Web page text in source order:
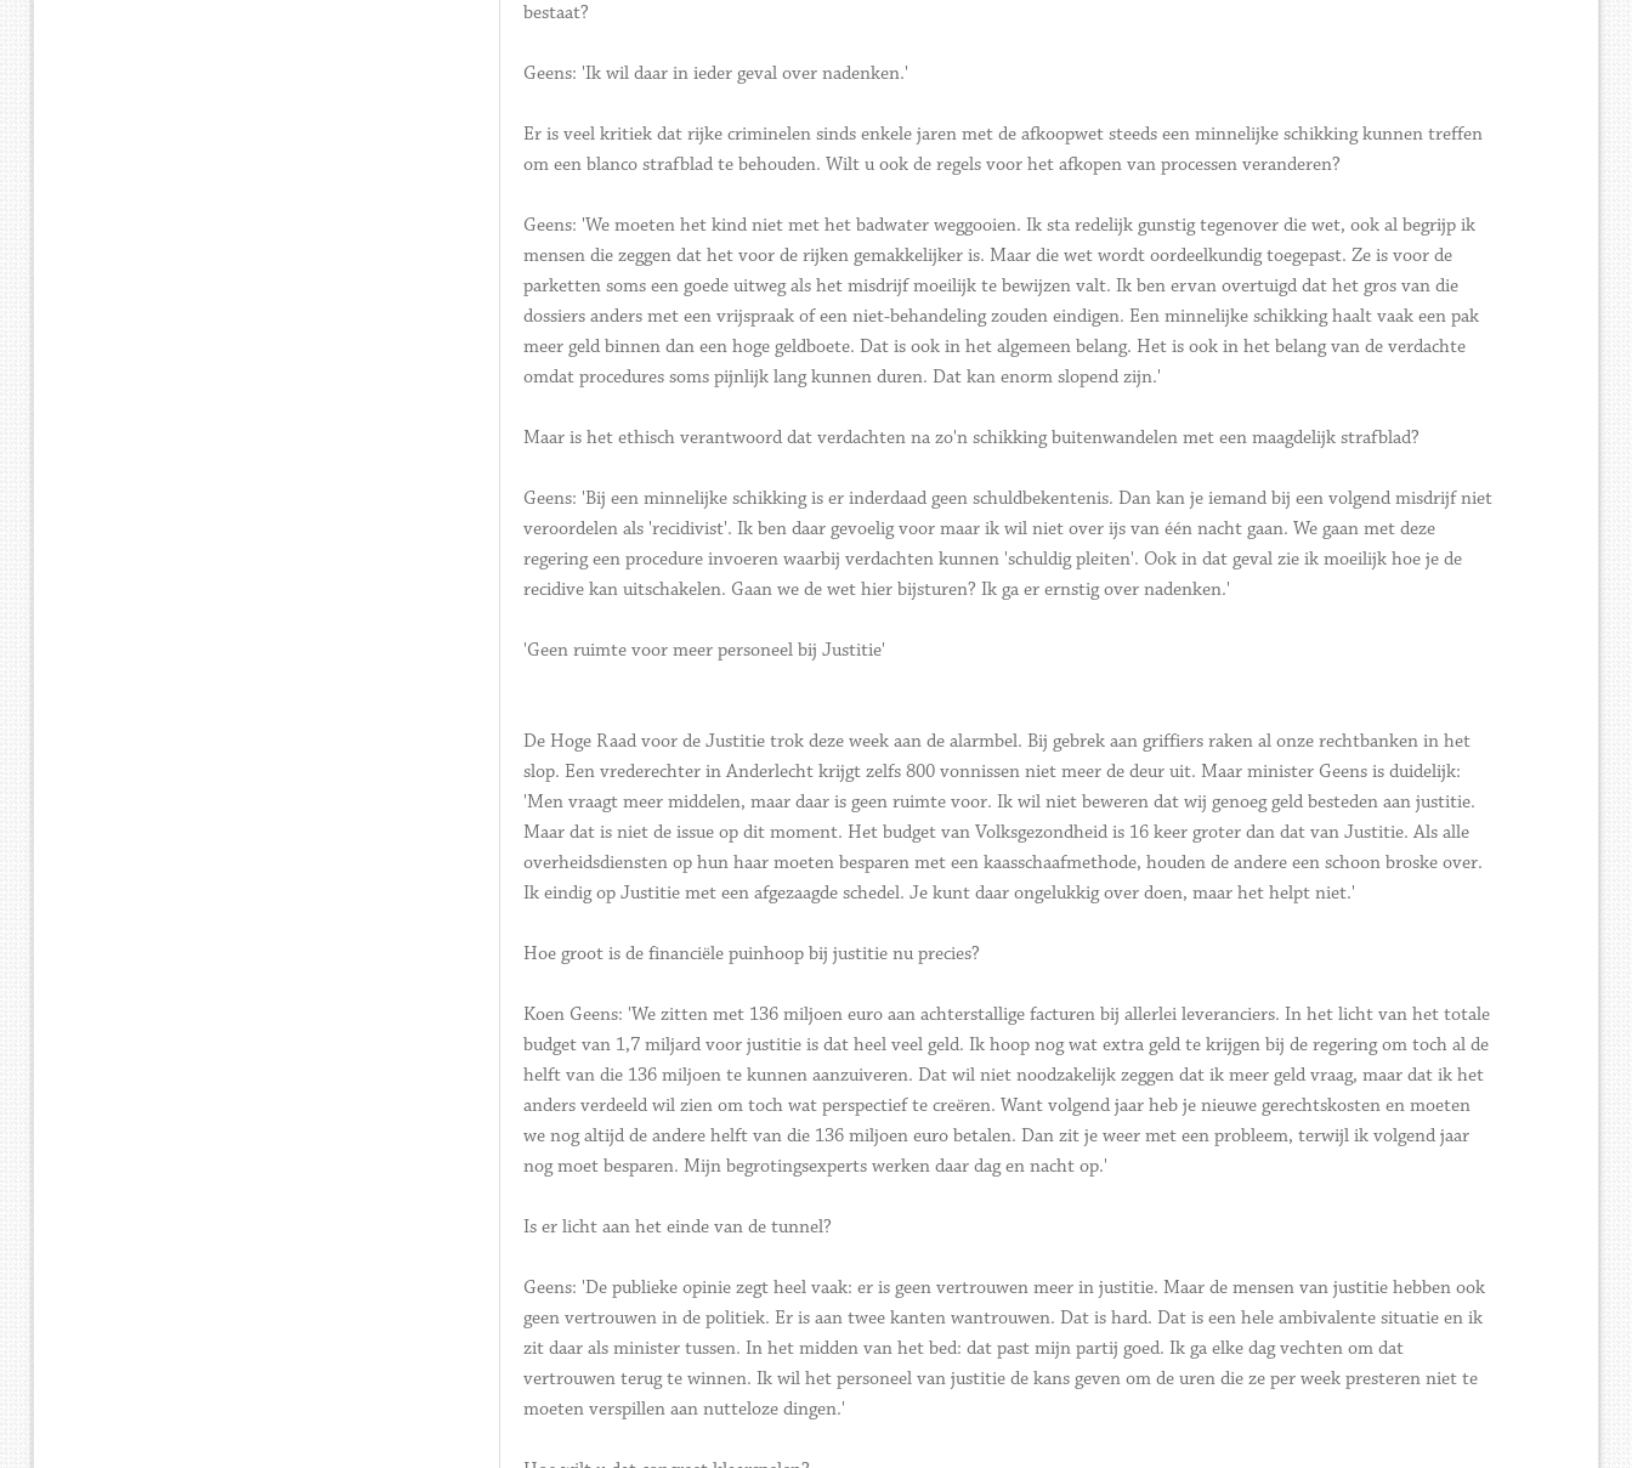
bestaat?
Geens: 'Ik wil daar in ieder geval over nadenken.'
Er is veel kritiek dat rijke criminelen sinds enkele jaren met de afkoopwet steeds een minnelijke schikking kunnen treffen
om een blanco strafblad te behouden. Wilt u ook de regels voor het afkopen van processen veranderen?
Geens: 'We moeten het kind niet met het badwater weggooien. Ik sta redelijk gunstig tegenover die wet, ook al begrijp ik
mensen die zeggen dat het voor de rijken gemakkelijker is. Maar die wet wordt oordeelkundig toegepast. Ze is voor de
parketten soms een goede uitweg als het misdrijf moeilijk te bewijzen valt. Ik ben ervan overtuigd dat het gros van die
dossiers anders met een vrijspraak of een niet-behandeling zouden eindigen. Een minnelijke schikking haalt vaak een pak
meer geld binnen dan een hoge geldboete. Dat is ook in het algemeen belang. Het is ook in het belang van de verdachte
omdat procedures soms pijnlijk lang kunnen duren. Dat kan enorm slopend zijn.'
Maar is het ethisch verantwoord dat verdachten na zo'n schikking buitenwandelen met een maagdelijk strafblad?
Geens: 'Bij een minnelijke schikking is er inderdaad geen schuldbekentenis. Dan kan je iemand bij een volgend misdrijf niet
veroordelen als 'recidivist'. Ik ben daar gevoelig voor maar ik wil niet over ijs van één nacht gaan. We gaan met deze
regering een procedure invoeren waarbij verdachten kunnen 'schuldig pleiten'. Ook in dat geval zie ik moeilijk hoe je de
recidive kan uitschakelen. Gaan we de wet hier bijsturen? Ik ga er ernstig over nadenken.'
'Geen ruimte voor meer personeel bij Justitie'
De Hoge Raad voor de Justitie trok deze week aan de alarmbel. Bij gebrek aan griffiers raken al onze rechtbanken in het
slop. Een vrederechter in Anderlecht krijgt zelfs 800 vonnissen niet meer de deur uit. Maar minister Geens is duidelijk:
'Men vraagt meer middelen, maar daar is geen ruimte voor. Ik wil niet beweren dat wij genoeg geld besteden aan justitie.
Maar dat is niet de issue op dit moment. Het budget van Volksgezondheid is 16 keer groter dan dat van Justitie. Als alle
overheidsdiensten op hun haar moeten besparen met een kaasschaafmethode, houden de andere een schoon broske over.
Ik eindig op Justitie met een afgezaagde schedel. Je kunt daar ongelukkig over doen, maar het helpt niet.'
Hoe groot is de financiële puinhoop bij justitie nu precies?
Koen Geens: 'We zitten met 136 miljoen euro aan achterstallige facturen bij allerlei leveranciers. In het licht van het totale
budget van 1,7 miljard voor justitie is dat heel veel geld. Ik hoop nog wat extra geld te krijgen bij de regering om toch al de
helft van die 136 miljoen te kunnen aanzuiveren. Dat wil niet noodzakelijk zeggen dat ik meer geld vraag, maar dat ik het
anders verdeeld wil zien om toch wat perspectief te creëren. Want volgend jaar heb je nieuwe gerechtskosten en moeten
we nog altijd de andere helft van die 136 miljoen euro betalen. Dan zit je weer met een probleem, terwijl ik volgend jaar
nog moet besparen. Mijn begrotingsexperts werken daar dag en nacht op.'
Is er licht aan het einde van de tunnel?
Geens: 'De publieke opinie zegt heel vaak: er is geen vertrouwen meer in justitie. Maar de mensen van justitie hebben ook
geen vertrouwen in de politiek. Er is aan twee kanten wantrouwen. Dat is hard. Dat is een hele ambivalente situatie en ik
zit daar als minister tussen. In het midden van het bed: dat past mijn partij goed. Ik ga elke dag vechten om dat
vertrouwen terug te winnen. Ik wil het personeel van justitie de kans geven om de uren die ze per week presteren niet te
moeten verspillen aan nutteloze dingen.'